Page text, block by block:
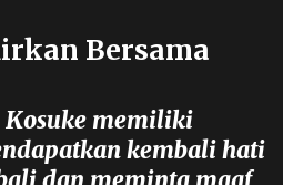
Bersama
Kosuke memiliki
kembali hati